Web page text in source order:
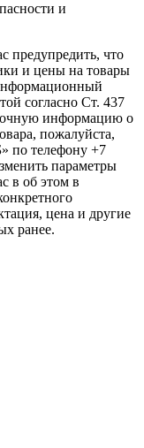
и
предупредить, что
и цены на товары
согласно Ст. 437
информацию о
пожалуйста,
по телефону +7
параметры
в об этом в
цена и другие
ранее.